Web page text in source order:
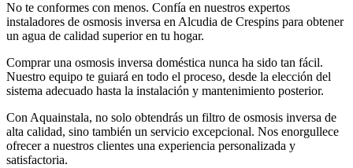
No te conformes con menos. Confía en nuestros expertos
instaladores de osmosis inversa en Alcudia de Crespins para obtener
un agua de calidad superior en tu hogar.
Comprar una osmosis inversa doméstica nunca ha sido tan fácil.
Nuestro equipo te guiará en todo el proceso, desde la elección del
sistema adecuado hasta la instalación y mantenimiento posterior.
Con Aquainstala, no solo obtendrás un filtro de osmosis inversa de
alta calidad, sino también un servicio excepcional. Nos enorgullece
ofrecer a nuestros clientes una experiencia personalizada y
satisfactoria.